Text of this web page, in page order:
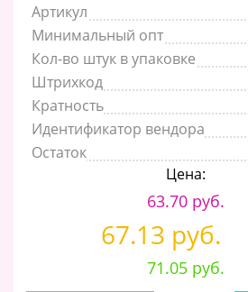
Артикул
Минимальный опт
Кол-во штук в упаковке
Штрихкод
Кратность
Идентификатор вендора
Остаток
Цена:
63.70 руб.
67.13 руб.
71.05 руб.